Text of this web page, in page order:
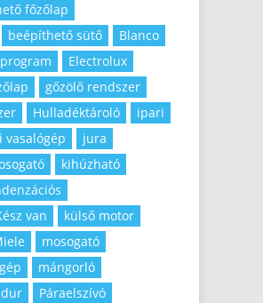
főzőlap
beépíthető sütő
Blanco
Electrolux
gőzölő rendszer
Hulladéktároló
ipari
vasalógép
jura
kihúzható
van
külső motor
mosogató
mángorló
Páraelszívó